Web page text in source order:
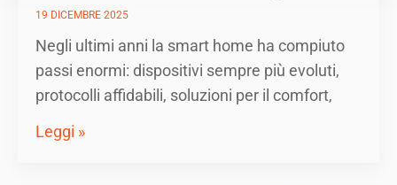
19 DICEMBRE 2025
Negli ultimi anni la smart home ha compiuto
passi enormi: dispositivi sempre più evoluti,
protocolli affidabili, soluzioni per il comfort,
Leggi »